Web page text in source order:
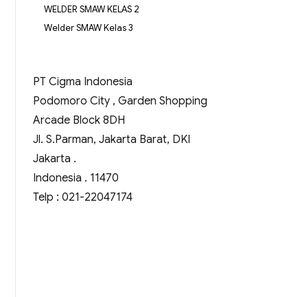
WELDER SMAW KELAS 2
Welder SMAW Kelas 3
PT Cigma Indonesia
Podomoro City , Garden Shopping
Arcade Block 8DH
Jl. S.Parman, Jakarta Barat, DKI
Jakarta .
Indonesia . 11470
Telp : 021-22047174